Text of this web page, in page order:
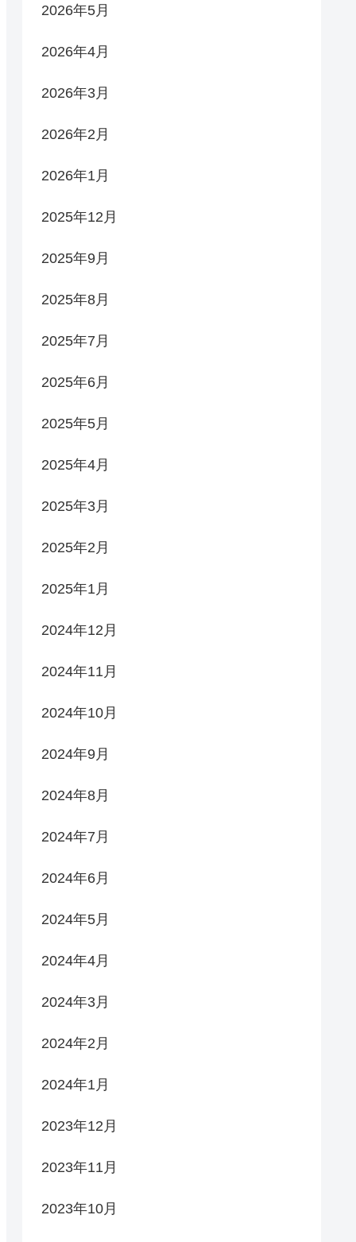
2026年5月
2026年4月
2026年3月
2026年2月
2026年1月
2025年12月
2025年9月
2025年8月
2025年7月
2025年6月
2025年5月
2025年4月
2025年3月
2025年2月
2025年1月
2024年12月
2024年11月
2024年10月
2024年9月
2024年8月
2024年7月
2024年6月
2024年5月
2024年4月
2024年3月
2024年2月
2024年1月
2023年12月
2023年11月
2023年10月